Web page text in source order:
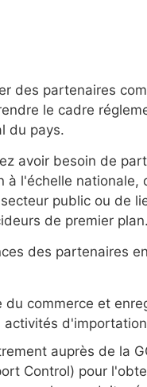
des partenaires
le cadre
du pays.
avoir besoin de
à l'échelle nationale,
public ou de
de premier plan.
des partenaires
du commerce et
activités
auprès de la
Control) pour